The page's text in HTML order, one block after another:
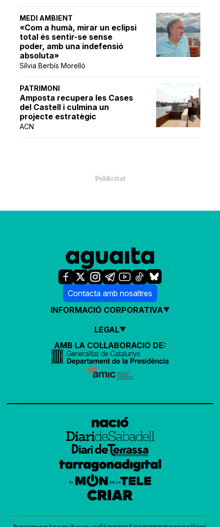
MEDI AMBIENT
«Com a humà, mirar un eclipsi
total és sentir-se sense
poder, amb una indefensió
absoluta»
Sílvia Berbís Morelló
PATRIMONI
Amposta recupera les Cases
del Castell i culmina un
projecte estratègic
ACN
Contacta amb nosaltres
INFORMACIÓ CORPORATIVA
LEGAL
AMB LA COL·LABORACIÓ DE: